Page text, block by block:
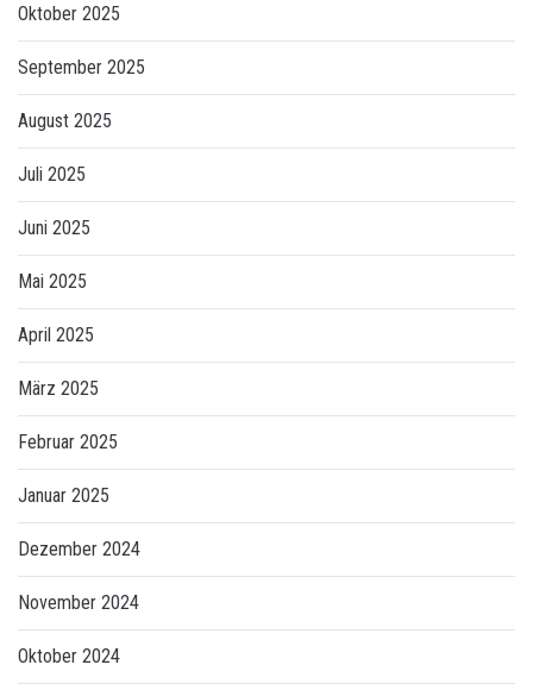
Oktober 2025
September 2025
August 2025
Juli 2025
Juni 2025
Mai 2025
April 2025
März 2025
Februar 2025
Januar 2025
Dezember 2024
November 2024
Oktober 2024